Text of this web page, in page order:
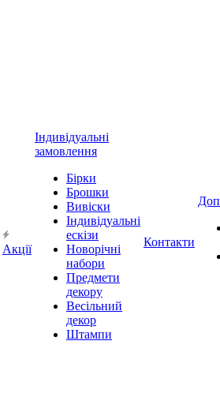
Акції
Індивідуальні
замовлення
Бірки
Брошки
Вивіски
Індивідуальні
ескізи
Новорічні
набори
Предмети
декору
Весільний
декор
Штампи
Контакти